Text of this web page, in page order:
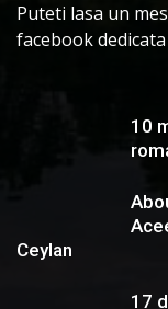
Puteti lasa un
facebook dedicata
10
Ceylan
17